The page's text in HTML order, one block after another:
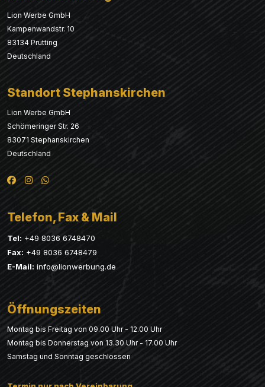
Lion Werbe GmbH
Kampenwandstr. 10
83134 Prutting
Deutschland
Standort Stephanskirchen
Lion Werbe GmbH
Schömeringer Str. 26
83071 Stephanskirchen
Deutschland
Telefon, Fax & Mail
Tel: +49 8036 6748470
Fax: +49 8036 6748479
E-Mail: info@lionwerbung.de
Öffnungszeiten
Montag bis Freitag von 09.00 Uhr - 12.00 Uhr
Montag bis Donnerstag von 13.30 Uhr - 17.00 Uhr
Samstag und Sonntag geschlossen